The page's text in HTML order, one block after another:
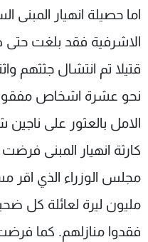
اما حصيلة انهيار
الاشرفية فقد بلغت
قتيلا تم انتشال جثثهم
نحو عشرة اشخاص
الامل بالعثور على
كارثة انهيار المبنى
مجلس الوزراء الذي اقر
مليون ليرة لعائلة كل
فقدوا منازلهم. كما